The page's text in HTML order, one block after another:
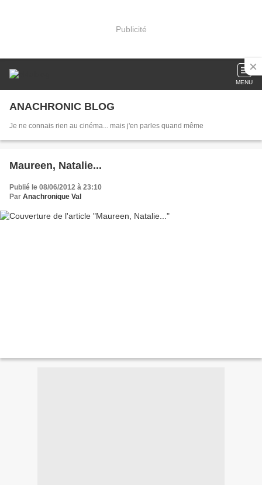
Publicité
MENU
ANACHRONIC BLOG
Je ne connais rien au cinéma... mais j'en parles quand même
Maureen, Natalie...
Publié le 08/06/2012 à 23:10
Par Anachronique Val